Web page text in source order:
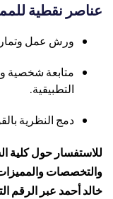
عناصر نقطية
ورش عمل
متابعة شخصية
التطبيقية.
دمج النظرية
للاستفسار حول كلية
والتخصصات
خالد أحمد عبر الرقم